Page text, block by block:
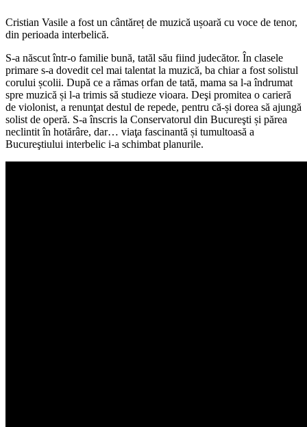
Cristian Vasile a fost un cântăreț de muzică ușoară cu voce de tenor,
din perioada interbelică.
S-a născut într-o familie bună, tatăl său fiind judecător. În clasele
primare s-a dovedit cel mai talentat la muzică, ba chiar a fost solistul
corului școlii. După ce a rămas orfan de tată, mama sa l-a îndrumat
spre muzică și l-a trimis să studieze vioara. Deşi promitea o carieră
de violonist, a renunţat destul de repede, pentru că-și dorea să ajungă
solist de operă. S-a înscris la Conservatorul din Bucureşti și părea
neclintit în hotărâre, dar… viaţa fascinantă și tumultoasă a
Bucureştiului interbelic i-a schimbat planurile.